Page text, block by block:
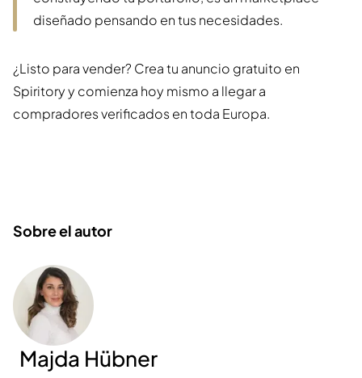
diseñado pensando en tus necesidades.
¿Listo para vender? Crea tu anuncio gratuito en
Spiritory y comienza hoy mismo a llegar a
compradores verificados en toda Europa.
Sobre el autor
Majda Hübner